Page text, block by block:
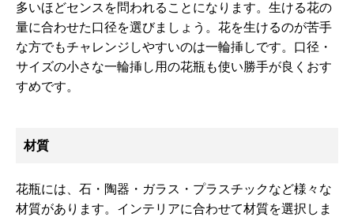
多いほどセンスを問われることになります。生ける花の
量に合わせた口径を選びましょう。花を生けるのが苦手
な方でもチャレンジしやすいのは一輪挿しです。口径・
サイズの小さな一輪挿し用の花瓶も使い勝手が良くおす
すめです。
材質
花瓶には、石・陶器・ガラス・プラスチックなど様々な
材質があります。インテリアに合わせて材質を選択しま